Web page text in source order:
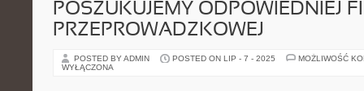
POSZUKUJEMY ODPOWIEDNIEJ
PRZEPROWADZKOWEJ
POSTED BY ADMIN POSTED ON LIP - 7 - 2025
MOŻLIWOŚĆ
WYŁĄCZONA